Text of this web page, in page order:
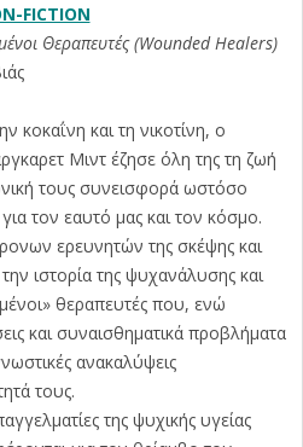
FICTION
Θεραπευτές (Wounded Healers)
κοκαΐνη και τη νικοτίνη, ο
Μιντ έζησε όλη της τη ζωή
τους συνεισφορά ωστόσο
τον εαυτό μας και τον κόσμο.
ερευνητών της σκέψης και
ιστορία της ψυχανάλυσης και
θεραπευτές που, ενώ
και συναισθηματικά προβλήματα
ανακαλύψεις
τους.
της ψυχικής υγείας